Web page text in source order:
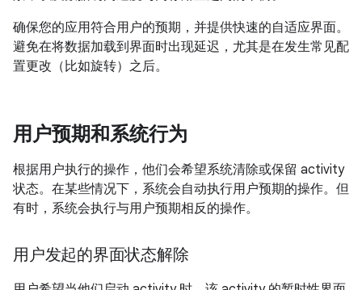
确保您的应用符合用户的预期，并提供快速的自适应界面。
避免在将数据加载到界面时出现延迟，尤其是在发生常见配
置更改（比如旋转）之后。
用户预期和系统行为
根据用户执行的操作，他们会希望系统清除或保留 activity
状态。在某些情况下，系统会自动执行用户预期的操作。但
有时，系统会执行与用户预期相反的操作。
用户发起的界面状态解除